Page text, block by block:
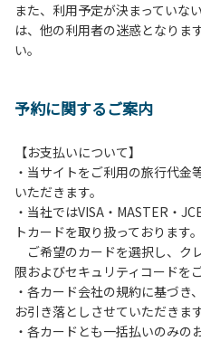
５、チェックアウトは、午
午後5時まで）です。チェッ
方や使用人数が増えた場合は
ら午前10時までの間にゴミス
は、お持ち帰りをお願いしま
【禁止事項】
カラオケ、発電機、地面で
ァイヤー、打ち上げ式花火、
【注意事項】
当キャンプ場のそばを流れ
時間で増水し、川原で遊んで
すく、過去にも増水により人
また、利用予定が決まっていな
は、他の利用者の迷惑となりま
い。
予約に関するご案内
【お支払いについて】
・当サイトをご利用の旅行代金
いただきます。
・当社ではVISA・MASTER・
トカードを取り扱っております。
ご希望のカードを選択し、ク
限およびセキュリティコードを
・各カード会社の規約に基づき
お引き落としさせていただきます
・各カードとも一括払いのみの